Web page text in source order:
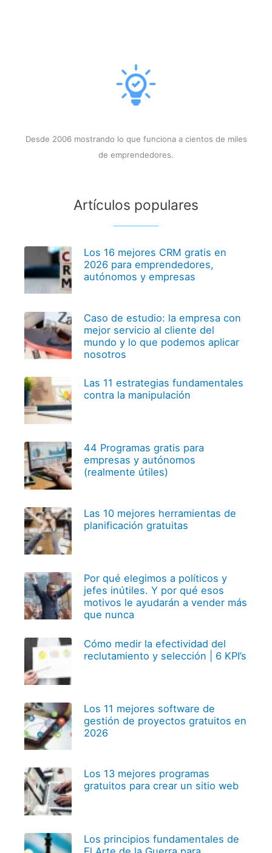
Desde 2006 mostrando lo que funciona a cientos de miles
de emprendedores.
Artículos populares
Los 16 mejores CRM gratis en
2026 para emprendedores,
autónomos y empresas
Caso de estudio: la empresa con
mejor servicio al cliente del
mundo y lo que podemos aplicar
nosotros
Las 11 estrategias fundamentales
contra la manipulación
44 Programas gratis para
empresas y autónomos
(realmente útiles)
Las 10 mejores herramientas de
planificación gratuitas
Por qué elegimos a políticos y
jefes inútiles. Y por qué esos
motivos le ayudarán a vender más
que nunca
Cómo medir la efectividad del
reclutamiento y selección | 6 KPI’s
Los 11 mejores software de
gestión de proyectos gratuitos en
2026
Los 13 mejores programas
gratuitos para crear un sitio web
Los principios fundamentales de